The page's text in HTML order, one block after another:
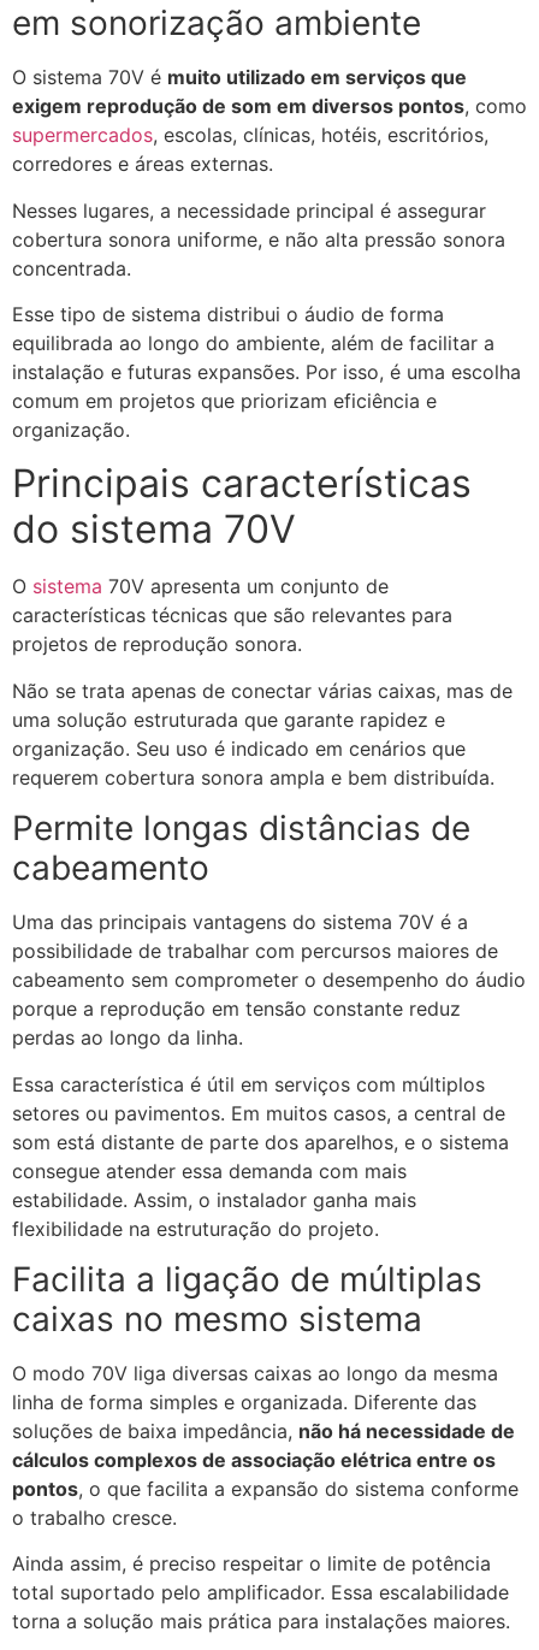
em sonorização ambiente
O sistema 70V é muito utilizado em serviços que
exigem reprodução de som em diversos pontos, como
supermercados, escolas, clínicas, hotéis, escritórios,
corredores e áreas externas.
Nesses lugares, a necessidade principal é assegurar
cobertura sonora uniforme, e não alta pressão sonora
concentrada.
Esse tipo de sistema distribui o áudio de forma
equilibrada ao longo do ambiente, além de facilitar a
instalação e futuras expansões. Por isso, é uma escolha
comum em projetos que priorizam eficiência e
organização.
Principais características
do sistema 70V
O sistema 70V apresenta um conjunto de
características técnicas que são relevantes para
projetos de reprodução sonora.
Não se trata apenas de conectar várias caixas, mas de
uma solução estruturada que garante rapidez e
organização. Seu uso é indicado em cenários que
requerem cobertura sonora ampla e bem distribuída.
Permite longas distâncias de
cabeamento
Uma das principais vantagens do sistema 70V é a
possibilidade de trabalhar com percursos maiores de
cabeamento sem comprometer o desempenho do áudio
porque a reprodução em tensão constante reduz
perdas ao longo da linha.
Essa característica é útil em serviços com múltiplos
setores ou pavimentos. Em muitos casos, a central de
som está distante de parte dos aparelhos, e o sistema
consegue atender essa demanda com mais
estabilidade. Assim, o instalador ganha mais
flexibilidade na estruturação do projeto.
Facilita a ligação de múltiplas
caixas no mesmo sistema
O modo 70V liga diversas caixas ao longo da mesma
linha de forma simples e organizada. Diferente das
soluções de baixa impedância, não há necessidade de
cálculos complexos de associação elétrica entre os
pontos, o que facilita a expansão do sistema conforme
o trabalho cresce.
Ainda assim, é preciso respeitar o limite de potência
total suportado pelo amplificador. Essa escalabilidade
torna a solução mais prática para instalações maiores.